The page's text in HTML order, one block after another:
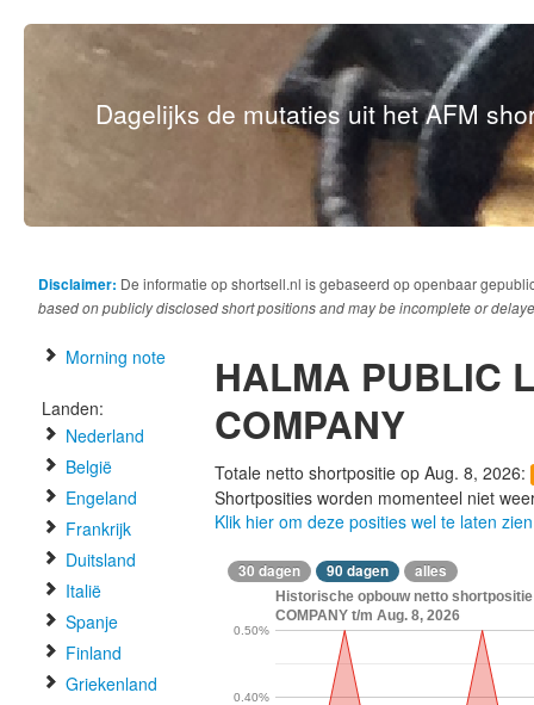
Dagelijks de mutaties uit het AFM
Disclaimer: De informatie op shortsell.nl is gebaseerd op openbaar
based on publicly disclosed short positions and may be incomplete or
Morning note
Landen:
Nederland
België
Engeland
Frankrijk
Duitsland
Italië
Spanje
Finland
Griekenland
HALMA PUBLIC
COMPANY
Totale netto shortpositie op Aug. 8, 2026:
Shortposities worden momenteel niet
Klik hier om deze posities wel te laten zien
30 dagen 90 dagen alles
Historische opbouw netto
COMPANY t/m Aug. 8, 2026
0.40%
0.50%